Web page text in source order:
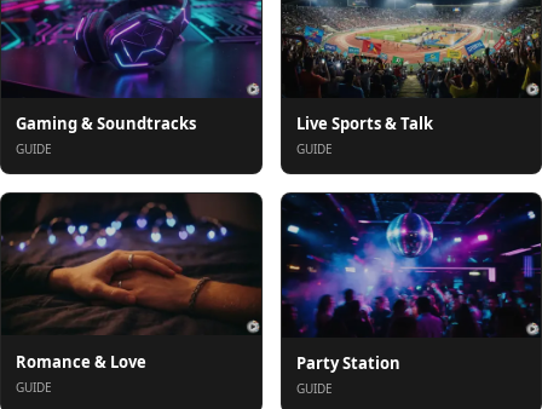
Gaming & Soundtracks
GUIDE
Live Sports & Talk
GUIDE
Romance & Love
GUIDE
Party Station
GUIDE